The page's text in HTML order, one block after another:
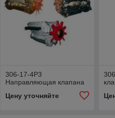
306-17-4Р3
Направляющая клапана
Цену уточняйте